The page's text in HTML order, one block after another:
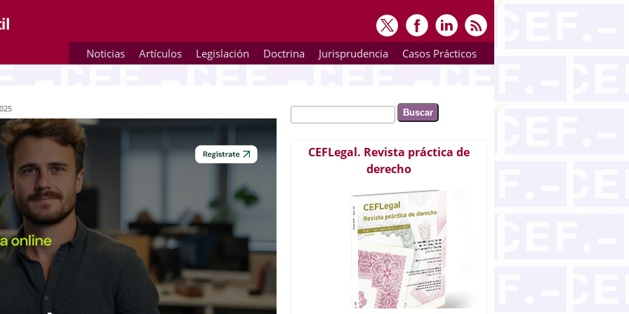
Noticias Artículos Legislación Doctrina Jurisprudencia Casos Prácticos
Formulario de búsqueda
Buscar
CEFLegal. Revista práctica de
derecho